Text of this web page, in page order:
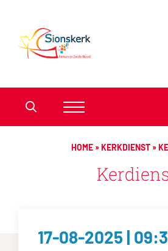
HOME»KERKDIENST»
17-08-2025 |